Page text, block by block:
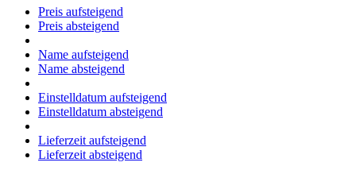
Preis aufsteigend
Preis absteigend
Name aufsteigend
Name absteigend
Einstelldatum aufsteigend
Einstelldatum absteigend
Lieferzeit aufsteigend
Lieferzeit absteigend